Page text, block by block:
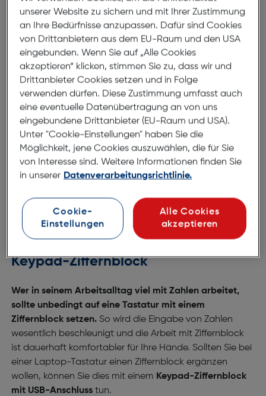
Eingabegerät gibt es kabelgebunden oder kabellos als
externe Tastatur mit USB-Empfänger.
Bei Hartlauer finden Sie Keyboards mit unterschiedlichen
Tasten. Viele Menschen bevorzugen klassische
Tastaturen mit schwerem Tastendruck. Aber auch
Keyboards von Apple, die sich durch leichte, flache
Tasten auszeichnen, gehören zu unserem Sortiment.
Unser Angebot an Tastaturen hochwertiger Hersteller:
Apple Tastatur
Axxtra Tastatur
Keypad-Ziffernblock
Wer in seinem Arbeitsalltag viel mit Zahlen arbeitet,
sollte unbedingt auf eine Tastatur mit einem
Ziffernblock setzen.So wird die Eingabe von Zahlen
wesentlich beschleunigt und die Arbeit mit Ziffernblock
ist dauerhaft komfortabler für Ihre Hände. Sollten Sie bei
einer Laptop-Tastatur einen Ziffernblock ergänzen
wollen, können Sie dies mit einem Keypad-Ziffernblock
mit USB-Anschluss tun.
unserer Website zu sichern und mit Ihrer Zustimmung
an Ihre Bedürfnisse anzupassen. Dafür sind Cookies
von Drittanbietern aus dem EU-Raum und den USA
eingebunden. Wenn Sie auf „Alle Cookies
akzeptieren“ klicken, stimmen Sie zu, dass wir und
Drittanbieter Cookies setzen und in Folge
verwenden dürfen. Diese Zustimmung umfasst auch
eine eventuelle Datenübertragung an von uns
eingebundene Drittanbieter (EU-Raum und USA).
Unter "Cookie-Einstellungen" haben Sie die
Möglichkeit, jene Cookies auszuwählen, die für Sie
von Interesse sind. Weitere Informationen finden Sie
in unserer Datenverarbeitungsrichtlinie.
Cookie-
Einstellungen
Alle Cookies
akzeptieren